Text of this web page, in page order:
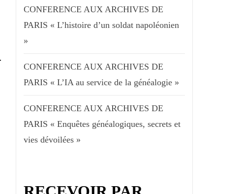
CONFERENCE AUX ARCHIVES DE
PARIS « L’histoire d’un soldat napoléonien
»
CONFERENCE AUX ARCHIVES DE
PARIS « L’IA au service de la généalogie »
CONFERENCE AUX ARCHIVES DE
PARIS « Enquêtes généalogiques, secrets et
vies dévoilées »